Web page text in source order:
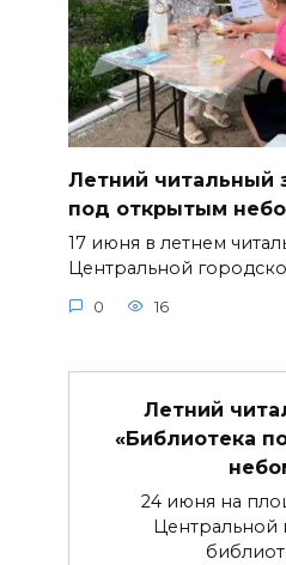
Летний читальный
под открытым
17 июня в летнем
Центральной
0 16
Летний
«Библиотека
24 июня на
Центральной